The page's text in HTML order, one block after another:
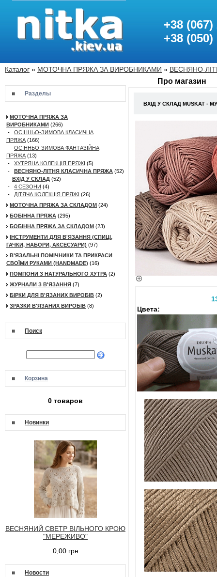
+38 (067)
+38 (050)
Каталог » МОТОЧНА ПРЯЖА ЗА ВИРОБНИКАМИ » ВЕСНЯНО-
Разделы
МОТОЧНА ПРЯЖА ЗА
ВИРОБНИКАМИ (266)
- ОСІННЬО-ЗИМОВА КЛАСИЧНА
ПРЯЖА (166)
- ОСІННЬО-ЗИМОВА ФАНТАЗІЙНА
ПРЯЖА (13)
- ХУТРЯНА КОЛЕКЦІЯ ПРЯЖІ (5)
- ВЕСНЯНО-ЛІТНЯ КЛАСИЧНА ПРЯЖА (52)
ВХІД У СКЛАД (52)
- 4 СЕЗОНИ (4)
- ДІТЯЧА КОЛЕКЦІЯ ПРЯЖІ (26)
МОТОЧНА ПРЯЖА ЗА СКЛАДОМ (24)
БОБІННА ПРЯЖА (295)
БОБІННА ПРЯЖА ЗА СКЛАДОМ (23)
ІНСТРУМЕНТИ ДЛЯ В'ЯЗАННЯ (СПИЦІ,
ГАЧКИ, НАБОРИ, АКСЕСУАРИ) (97)
В'ЯЗАЛЬНІ ПОМІЧНИКИ ТА ПРИКРАСИ
СВОЇМИ РУКАМИ (HANDMADE) (16)
ПОМПОНИ З НАТУРАЛЬНОГО ХУТРА (2)
ЖУРНАЛИ З В'ЯЗАННЯ (7)
БІРКИ ДЛЯ В'ЯЗАНИХ ВИРОБІВ (2)
ЗРАЗКИ В'ЯЗАНИХ ВИРОБІВ (8)
Поиск
Корзина
0 товаров
Новинки
ВЕСНЯНИЙ СВЕТР ВІЛЬНОГО КРОЮ
"МЕРЕЖИВО"
0,00 грн
Новости
Про магазин
ВХІД У СКЛАД MUSKAT -
Цвета: